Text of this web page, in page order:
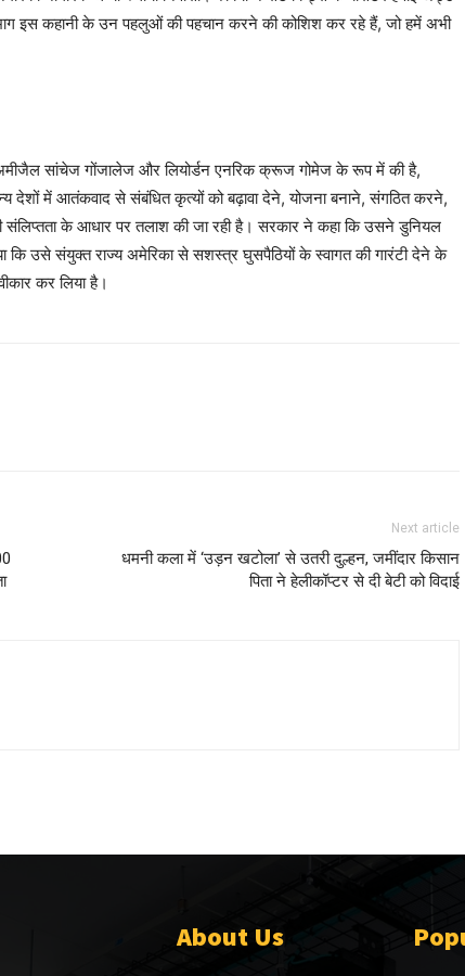
इस कहानी के उन पहलुओं की पहचान करने की कोशिश कर रहे हैं, जो हमें अभी
अमीजैल सांचेज गोंजालेज और लियोर्डन एनरिक क्रूज गोमेज के रूप में की है,
अन्य देशों में आतंकवाद से संबंधित कृत्यों को बढ़ावा देने, योजना बनाने, संगठित करने,
के आधार पर तलाश की जा रही है। सरकार ने कहा कि उसने डुनियल
कि उसे संयुक्त राज्य अमेरिका से सशस्त्र घुसपैठियों के स्वागत की गारंटी देने के
कर लिया है।
Next article
धमनी कला में ‘उड़न खटोला’ से उतरी दुल्हन, जमींदार किसान
पिता ने हेलीकॉप्टर से दी बेटी को विदाई
About Us